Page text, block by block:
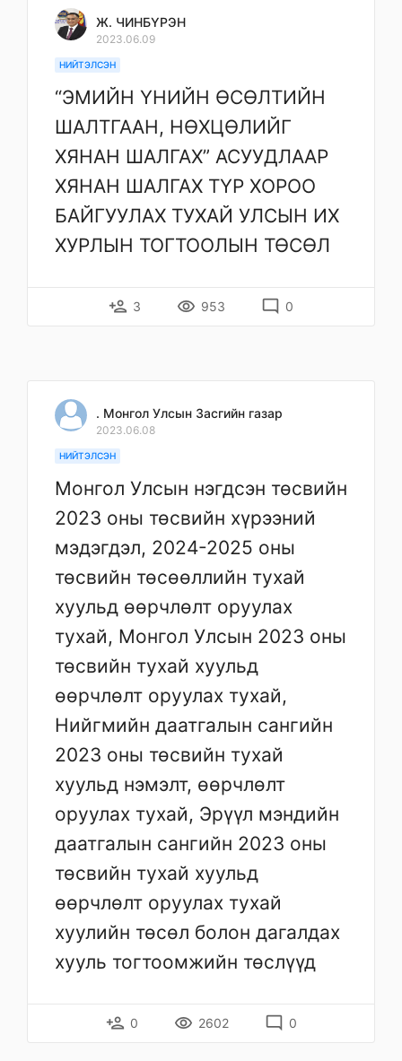
Ж. ЧИНБҮРЭН
2023.06.09
НИЙТЭЛСЭН
“ЭМИЙН ҮНИЙН ӨСӨЛТИЙН
ШАЛТГААН, НӨХЦӨЛИЙГ
ХЯНАН ШАЛГАХ” АСУУДЛААР
ХЯНАН ШАЛГАХ ТҮР ХОРОО
БАЙГУУЛАХ ТУХАЙ УЛСЫН ИХ
ХУРЛЫН ТОГТООЛЫН ТӨСӨЛ
person_add 3 remove_red_eye 953 mode_comment 0
. Монгол Улсын Засгийн газар
2023.06.08
НИЙТЭЛСЭН
Монгол Улсын нэгдсэн төсвийн
2023 оны төсвийн хүрээний
мэдэгдэл, 2024-2025 оны
төсвийн төсөөллийн тухай
хуульд өөрчлөлт оруулах
тухай, Монгол Улсын 2023 оны
төсвийн тухай хуульд
өөрчлөлт оруулах тухай,
Нийгмийн даатгалын сангийн
2023 оны төсвийн тухай
хуульд нэмэлт, өөрчлөлт
оруулах тухай, Эрүүл мэндийн
даатгалын сангийн 2023 оны
төсвийн тухай хуульд
өөрчлөлт оруулах тухай
хуулийн төсөл болон дагалдах
хууль тогтоомжийн төслүүд
person_add 0 remove_red_eye 2602 mode_comment 0